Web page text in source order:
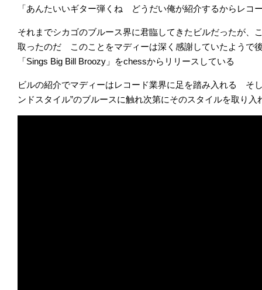
「あんたいいギター弾くね どうだい俺が紹介するからレコ
それまでシカゴのブルース界に君臨してきたビルだったが、
取ったのだ このことをマディーは深く感謝していたようで
「Sings Big Bill Broozy」をchessからリリースしている
ビルの紹介でマディーはレコード業界に足を踏み入れる そ
ンドスタイル”のブルースに触れ次第にそのスタイルを取り入